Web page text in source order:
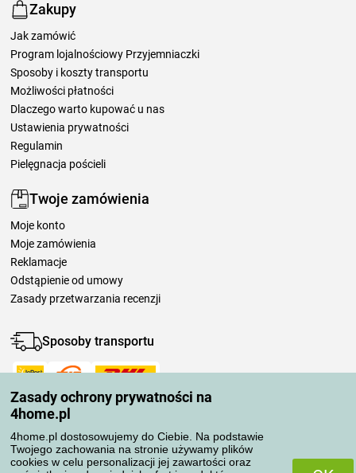
Zasady ochrony prywatności na
4home.pl
4home.pl dostosowujemy do Ciebie. Na podstawie
Twojego zachowania na stronie używamy plików
cookies w celu personalizacji jej zawartości oraz
Zakupy
Jak zamówić
Program lojalnościowy Przyjemniaczki
Sposoby i koszty transportu
Możliwości płatności
Dlaczego warto kupować u nas
Ustawienia prywatności
Regulamin
Pielęgnacja pościeli
Twoje zamówienia
Moje konto
Moje zamówienia
Reklamacje
Odstąpienie od umowy
Zasady przetwarzania recenzji
Sposoby transportu
Metody płatności
Niezawodny sklep